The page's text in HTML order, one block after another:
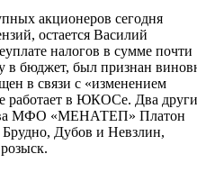
акционеров сегодня
остается Василий
налогов в сумме почти
в бюджет, был признан
в связи с «изменением
работает в ЮКОСе. Два
МФО «МЕНАТЕП» Платон
Брудно, Дубов и Невзлин,